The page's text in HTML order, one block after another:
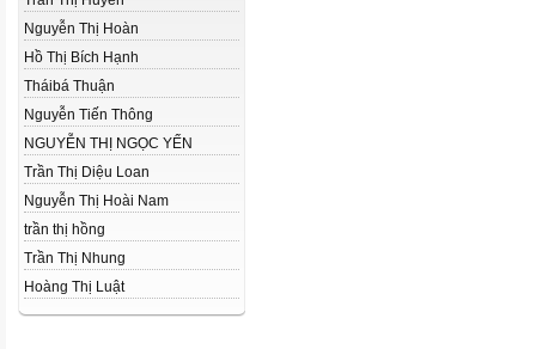
Nguyễn Thị Hoàn
Hồ Thị Bích Hạnh
Tháibá Thuận
Nguyễn Tiến Thông
NGUYỄN THỊ NGỌC YẾN
Trần Thị Diệu Loan
Nguyễn Thị Hoài Nam
trần thị hồng
Trần Thị Nhung
Hoàng Thị Luật